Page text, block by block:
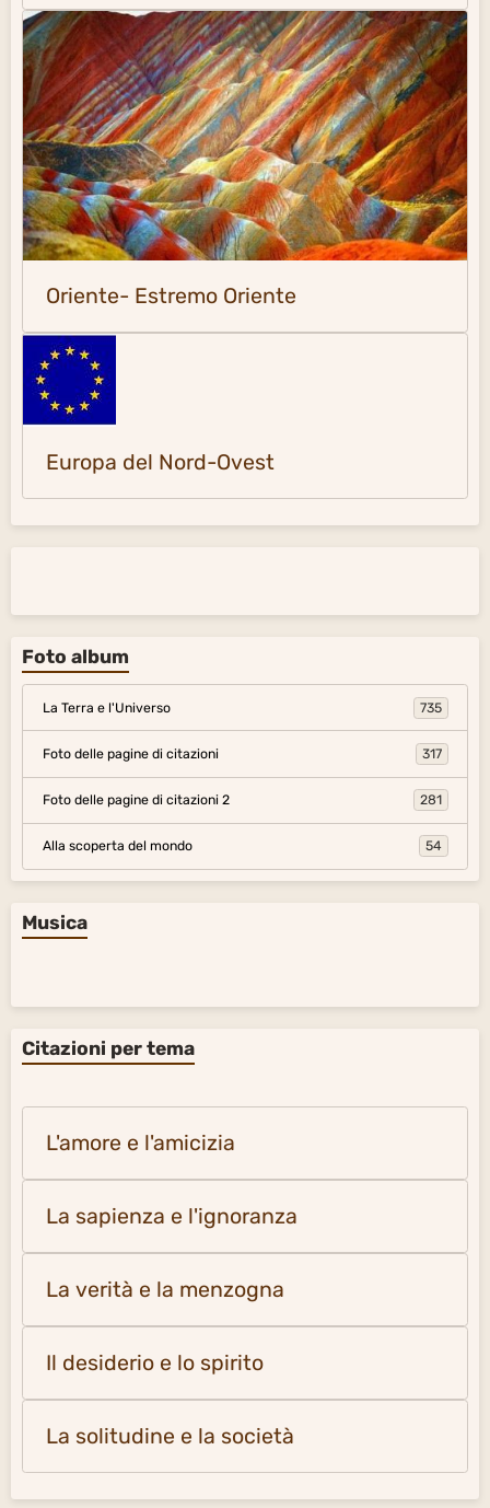
Oriente- Estremo Oriente
Europa del Nord-Ovest
Foto album
La Terra e l'Universo 735
Foto delle pagine di citazioni 317
Foto delle pagine di citazioni 2 281
Alla scoperta del mondo 54
Musica
Citazioni per tema
L'amore e l'amicizia
La sapienza e l'ignoranza
La verità e la menzogna
Il desiderio e lo spirito
La solitudine e la società